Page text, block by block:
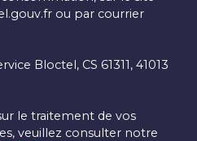
ou par courrier
Bloctel, CS 61311, 41013
le traitement de vos
veuillez consulter notre